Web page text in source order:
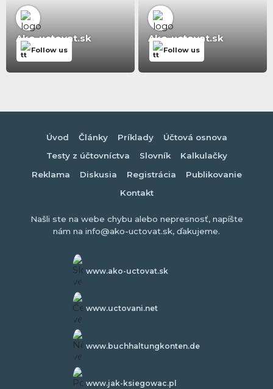
Ako-uctovat.sk
Follow us
Ako-uctovat.sk
Follow us
Úvod Články Príklady
Účtová osnova
Testy z účtovníctva
Slovník
Kalkulačky
Reklama
Diskusia Registrácia
Publikovanie
Kontakt
Našli ste na webe chybu alebo nepresnosť, napíšte
nám na info@ako-uctovat.sk, ďakujeme.
www.ako-uctovat.sk
www.uctovani.net
www.buchhaltungkonten.de
www.jak-ksiegowac.pl